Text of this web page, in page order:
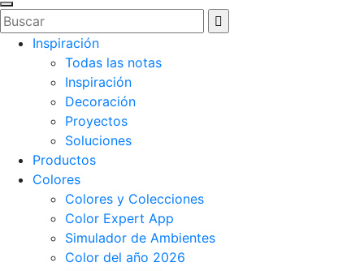
Inspiración
Todas las notas
Inspiración
Decoración
Proyectos
Soluciones
Productos
Colores
Colores y Colecciones
Color Expert App
Simulador de Ambientes
Color del año 2026